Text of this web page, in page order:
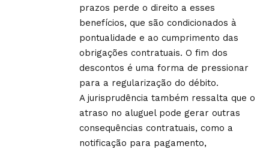
prazos perde o direito a esses
benefícios, que são condicionados à
pontualidade e ao cumprimento das
obrigações contratuais. O fim dos
descontos é uma forma de pressionar
para a regularização do débito.
A jurisprudência também ressalta que o
atraso no aluguel pode gerar outras
consequências contratuais, como a
notificação para pagamento,